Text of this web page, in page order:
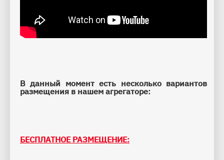
В данный момент есть несколько вариантов
размещения в нашем агрегаторе:
БЕСПЛАТНОЕ РАЗМЕЩЕНИЕ: